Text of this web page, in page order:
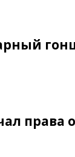
права